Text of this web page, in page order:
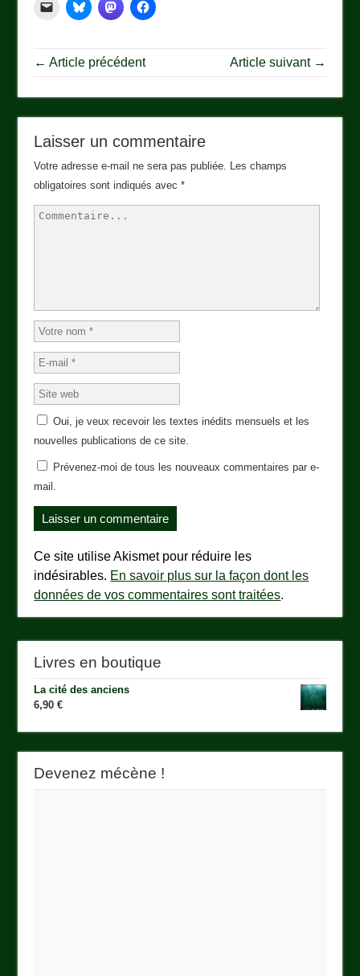
← Article précédent Article suivant →
Laisser un commentaire
Votre adresse e-mail ne sera pas publiée. Les champs
obligatoires sont indiqués avec*
Oui, je veux recevoir les textes inédits mensuels et les
nouvelles publications de ce site.
Prévenez-moi de tous les nouveaux commentaires par e-
mail.
Ce site utilise Akismet pour réduire les
indésirables. En savoir plus sur la façon dont les
données de vos commentaires sont traitées.
Livres en boutique
La cité des anciens
6,90€
Devenez mécène !